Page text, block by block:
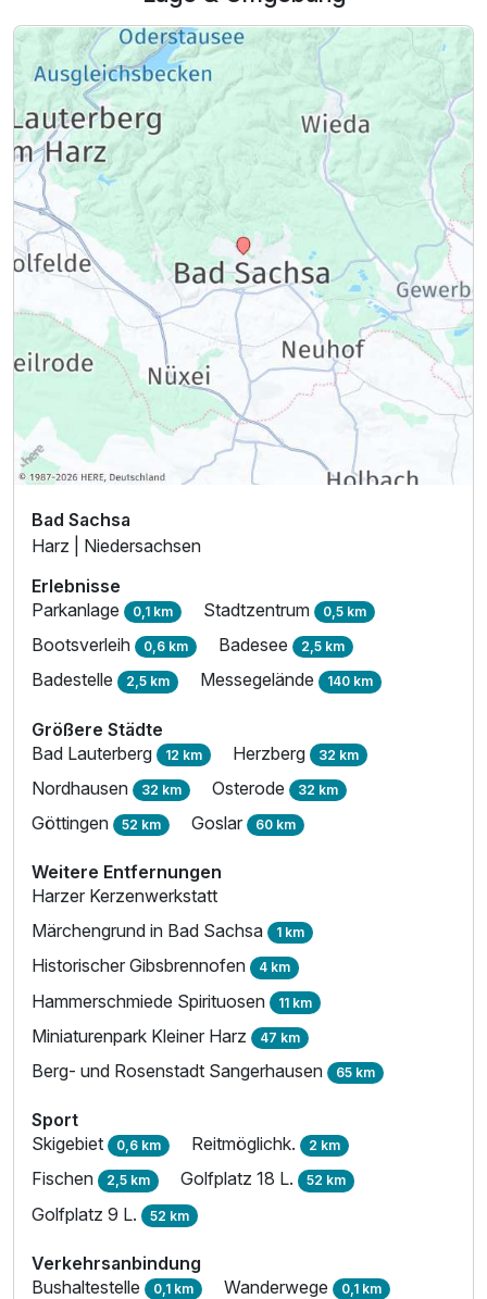
Bad Sachsa
Harz | Niedersachsen
Erlebnisse
Parkanlage 0,1 km Stadtzentrum 0,5 km
Bootsverleih 0,6 km Badesee 2,5 km
Badestelle 2,5 km Messegelände 140 km
Größere Städte
Bad Lauterberg 12 km Herzberg 32 km
Nordhausen 32 km Osterode 32 km
Göttingen 52 km Goslar 60 km
Weitere Entfernungen
Harzer Kerzenwerkstatt
Märchengrund in Bad Sachsa 1 km
Historischer Gibsbrennofen 4 km
Hammerschmiede Spirituosen 11 km
Miniaturenpark Kleiner Harz 47 km
Berg- und Rosenstadt Sangerhausen 65 km
Sport
Skigebiet 0,6 km Reitmöglichk. 2 km
Fischen 2,5 km Golfplatz 18 L. 52 km
Golfplatz 9 L. 52 km
Verkehrsanbindung
Bushaltestelle 0,1 km Wanderwege 0,1 km